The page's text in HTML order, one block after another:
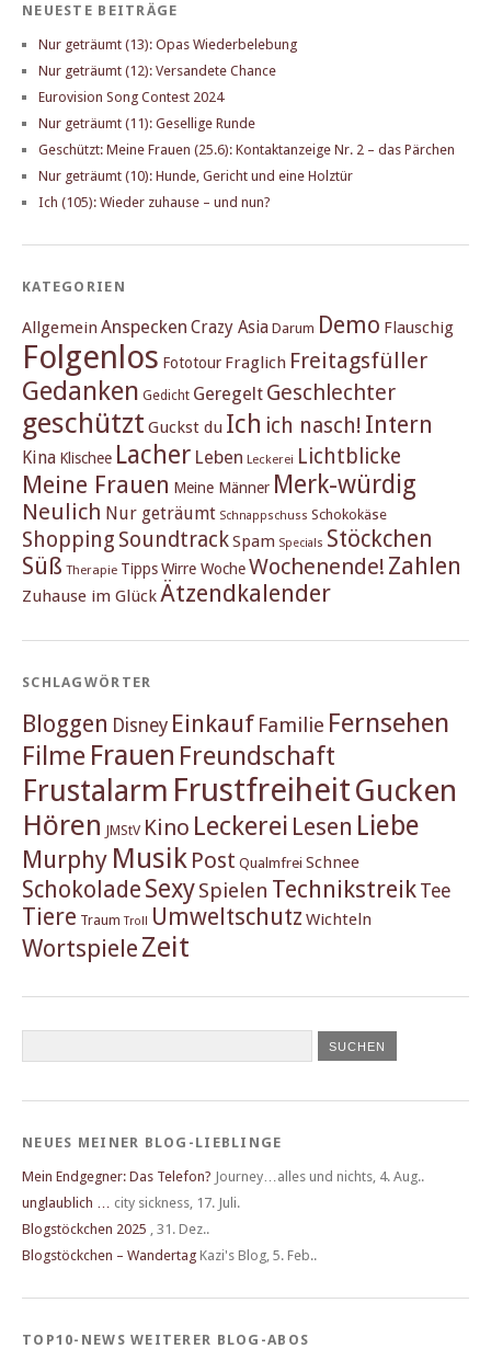
NEUESTE BEITRÄGE
Nur geträumt (13): Opas Wiederbelebung
Nur geträumt (12): Versandete Chance
Eurovision Song Contest 2024
Nur geträumt (11): Gesellige Runde
Geschützt: Meine Frauen (25.6): Kontaktanzeige Nr. 2 – das Pärchen
Nur geträumt (10): Hunde, Gericht und eine Holztür
Ich (105): Wieder zuhause – und nun?
KATEGORIEN
Allgemein Anspecken Crazy Asia Darum Demo Flauschig
Folgenlos Fototour Fraglich Freitagsfüller
Gedanken Gedicht Geregelt Geschlechter
geschützt Guckst du Ich ich nasch! Intern
Kina Klischee Lacher Leben Leckerei Lichtblicke
Meine Frauen Meine Männer Merk-würdig
Neulich Nur geträumt Schnappschuss Schokokäse
Shopping SoundtrackSpam Specials Stöckchen
Süß Therapie TippsWirre WocheWochenende! Zahlen
Zuhause im Glück Ätzendkalender
SCHLAGWÖRTER
Bloggen Disney Einkauf Familie Fernsehen
Filme Frauen Freundschaft
Frustalarm FrustfreiheitGucken
Hören JMStV Kino Leckerei Lesen Liebe
Murphy Musik Post Qualmfrei Schnee
Schokolade SexySpielen Technikstreik Tee
Tiere Traum Troll Umweltschutz Wichteln
Wortspiele Zeit
NEUES MEINER BLOG-LIEBLINGE
Mein Endgegner: Das Telefon? Journey…alles und nichts 4. Aug..
unglaublich …
city sickness 17. Juli.
Blogstöckchen 2025
31. Dez..
Blogstöckchen – Wandertag Kazi's Blog 5. Feb..
TOP10-NEWS WEITERER BLOG-ABOS